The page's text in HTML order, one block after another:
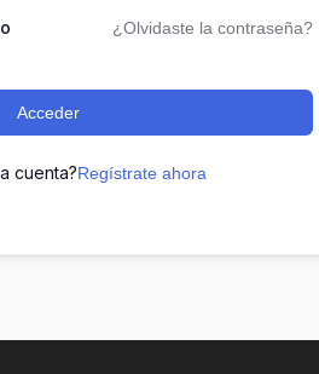
¿Olvidaste la contraseña?
Acceder
cuenta?Regístrate ahora